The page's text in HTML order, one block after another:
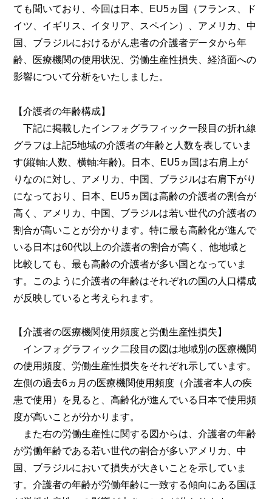
ても聞いており、今回は日本、EU5ヵ国（フランス、ド
イツ、イギリス、イタリア、スペイン）、アメリカ、中
国、ブラジルにおけるがん患者の介護者データから年
齢、医療機関の使用状況、労働生産性損失、経済面への
影響について分析をいたしました。
【介護者の年齢構成】
下記に掲載したインフォグラフィック一段目の折れ線
グラフは上記5地域の介護者の年齢と人数を表していま
す(縦軸:人数、横軸:年齢)。日本、EU5ヵ国は右肩上が
りなのに対し、アメリカ、中国、ブラジルは右肩下がり
になっており、日本、EU5ヵ国は高齢の介護者の割合が
高く、アメリカ、中国、ブラジルは若い世代の介護者の
割合が高いことが分かります。特に最も高齢化が進んで
いる日本は60代以上の介護者の割合が高く、他地域と
比較しても、最も高齢の介護者が多い国となっていま
す。このように介護者の年齢はそれぞれの国の人口構成
が反映していると考えられます。
【介護者の医療機関使用頻度と労働生産性損失】
インフォグラフィック二段目の図は地域別の医療機関
の使用頻度、労働生産性損失をそれぞれ示しています。
左側の過去6ヵ月の医療機関使用頻度（介護者本人の疾
患で使用）を見ると、高齢化が進んでいる日本で使用頻
度が高いことが分かります。
また右の労働生産性に関する図からは、介護者の年齢
が労働年齢である若い世代の割合が多いアメリカ、中
国、ブラジルにおいて損失が大きいことを示していま
す。介護者の年齢が労働年齢に一致する傾向にある国ほ